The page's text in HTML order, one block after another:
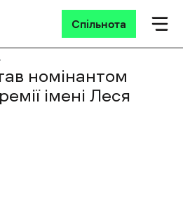
Спільнота
номінантом
імені Леся